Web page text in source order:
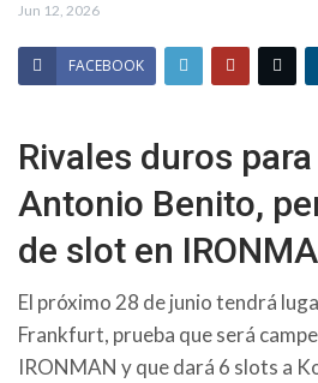
Jun 12, 2026
FACEBOOK
Rivales duros para
Antonio Benito,
de slot en
El próximo 28 de junio tendrá
Frankfurt, prueba que será
IRONMAN y que dará 6 slots a